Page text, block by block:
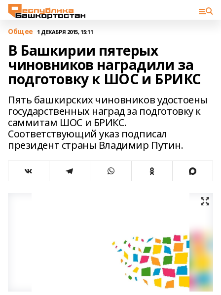
Общее 1 ДЕКАБРЯ 2015, 15:11
В Башкирии пятерых
чиновников наградили за
подготовку к ШОС и БРИКС
Пять башкирских чиновников удостоены
государственных наград за подготовку к
саммитам ШОС и БРИКС.
Соответствующий указ подписал
президент страны Владимир Путин.